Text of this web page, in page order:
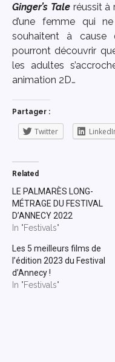
Ginger’s Taleréussit à
d’une femme qui
souhaitent à
pourront découvrir
les adultes
animation 2D…
Partager :
Twitter
Related
LE PALMARÈS LONG-
MÉTRAGE DU FESTIVAL
D’ANNECY 2022
In "Festivals"
Les 5 meilleurs films de
l’édition 2023 du Festival
d’Annecy !
In "Festivals"